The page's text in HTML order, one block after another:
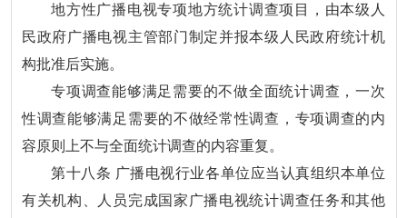
地方性广播电视专项地方统计调查项目，由本级人
民政府广播电视主管部门制定并报本级人民政府统计机
构批准后实施。
专项调查能够满足需要的不做全面统计调查，一次
性调查能够满足需要的不做经常性调查，专项调查的内
容原则上不与全面统计调查的内容重复。
第十八条 广播电视行业各单位应当认真组织本单位
有关机构、人员完成国家广播电视统计调查任务和其他